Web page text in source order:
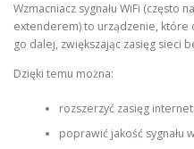
Wzmacniacz sygnału WiFi (często
extenderem) to urządzenie, które
go dalej, zwiększając zasięg sieci
Dzięki temu można:
rozszerzyć zasięg
poprawić jakość sygnału